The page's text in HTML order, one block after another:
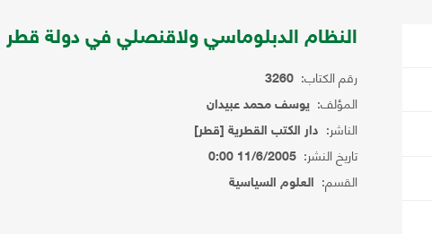
النظام الدبلوماسي ولاقنصلي في دولة قطر
رقم الكتاب: 3260
المؤلف: يوسف محمد عبيدان
الناشر: دار الكتب القطرية [قطر]
تاريخ النشر: 11/6/2005 0:00
القسم: العلوم السياسية